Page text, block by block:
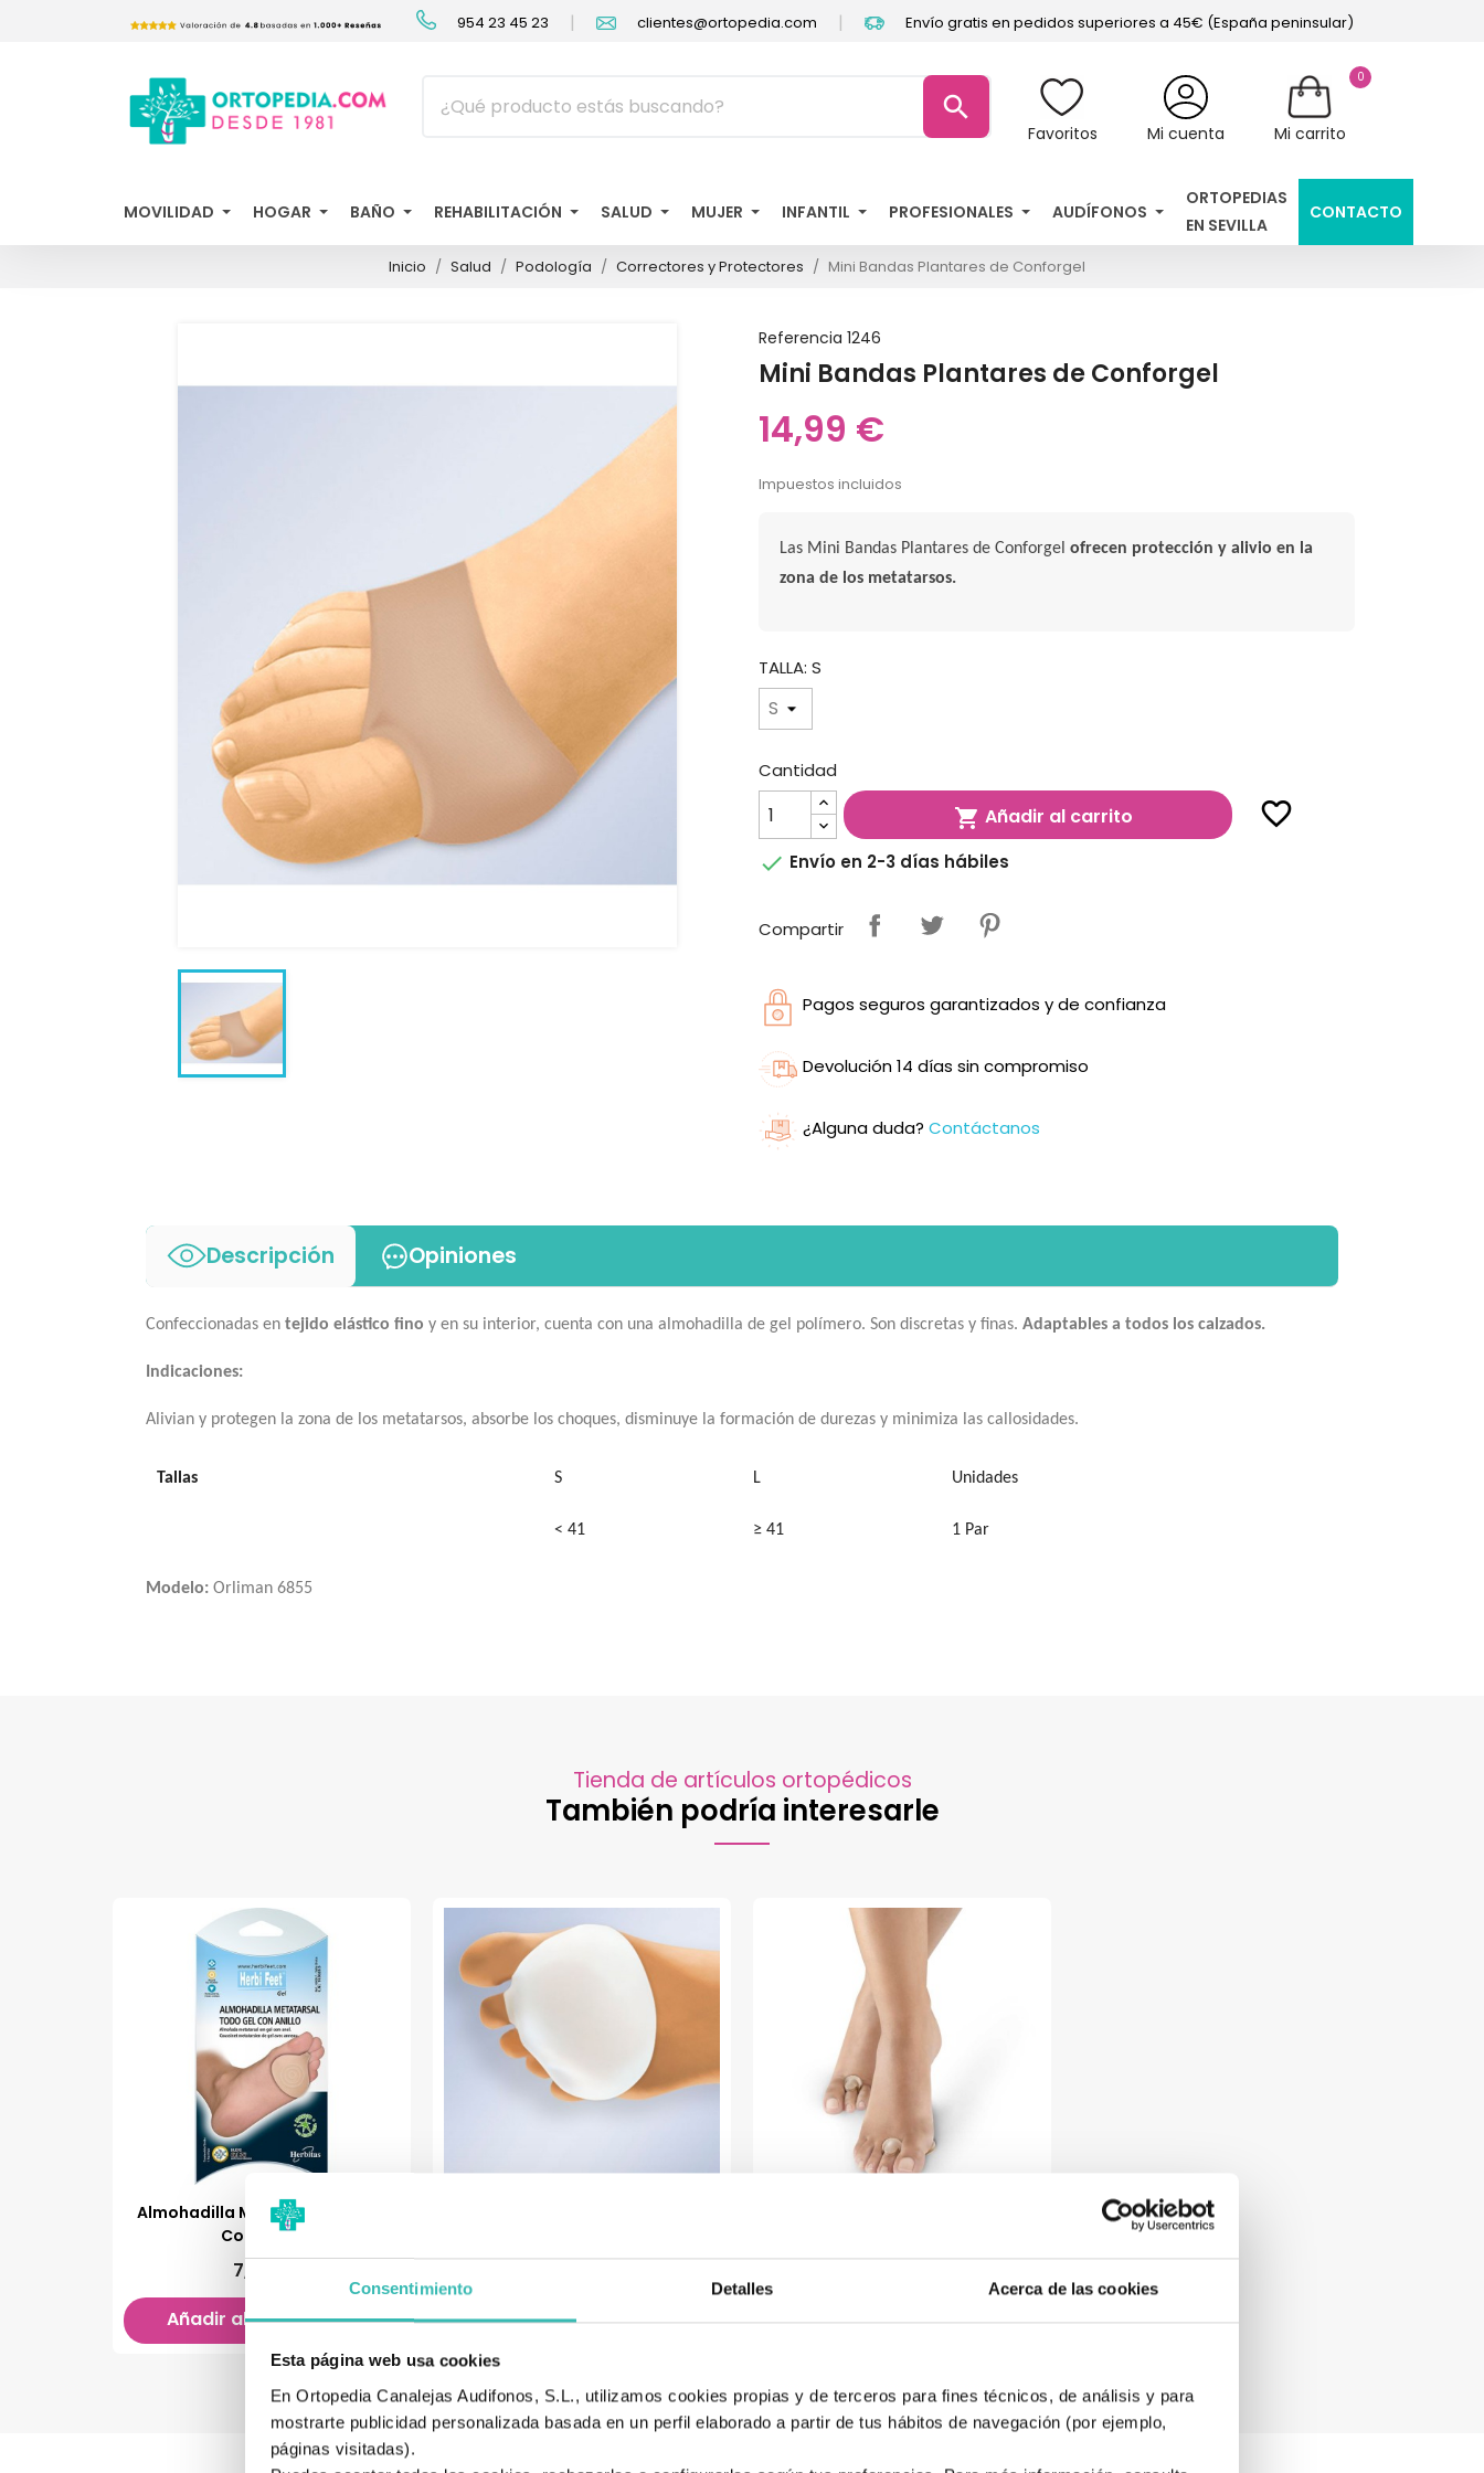
Consentimiento Detalles Acerca de las cookies
Esta página web usa cookies
En Ortopedia Canalejas Audifonos, S.L., utilizamos cookies propias y de terceros para fines técnicos, de análisis y para
mostrarte publicidad personalizada basada en un perfil elaborado a partir de tus hábitos de navegación (por ejemplo,
páginas visitadas).
954 23 45 23 | clientes@ortopedia.com | Envío gratis en pedidos superiores a 45€ (España peninsular)
search
0
Mi carrito
Mi cuenta
Favoritos
MOVILIDAD HOGAR BAÑO REHABILITACIÓN SALUD MUJER INFANTIL PROFESIONALES AUDÍFONOS
ORTOPEDIAS
EN SEVILLA
CONTACTO
Inicio Salud Podología Correctores y Protectores Mini Bandas Plantares de Conforgel
Referencia 1246
Mini Bandas Plantares de Conforgel
14,99 €
Impuestos incluidos
Las Mini Bandas Plantares de Conforgelofrecen protección y alivio en la
zona de los metatarsos.
TALLA: S
Cantidad
 Añadir al carrito favorite_border
 Envío en 2-3 días hábiles
Compartir
Pagos seguros garantizados y de confianza
Devolución 14 días sin compromiso
¿Alguna duda? Contáctanos
Descripción Opiniones
Confeccionadas en tejido elástico fino y en su interior, cuenta con una almohadilla de gel polímero. Son discretas y finas. Adaptables a todos los calzados.
Indicaciones:
Alivian y protegen la zona de los metatarsos, absorbe los choques, disminuye la formación de durezas y minimiza las callosidades.
Tallas S L Unidades
< 41 ≥ 41 1 Par
Modelo: Orliman 6855
Tienda de artículos ortopédicos
También podría interesarle
Almohadilla Metatarsal De Gel
Con Anillo
7,95 €
Añadir al carrito 
Añadir al carrito 
Añadir al carrito 